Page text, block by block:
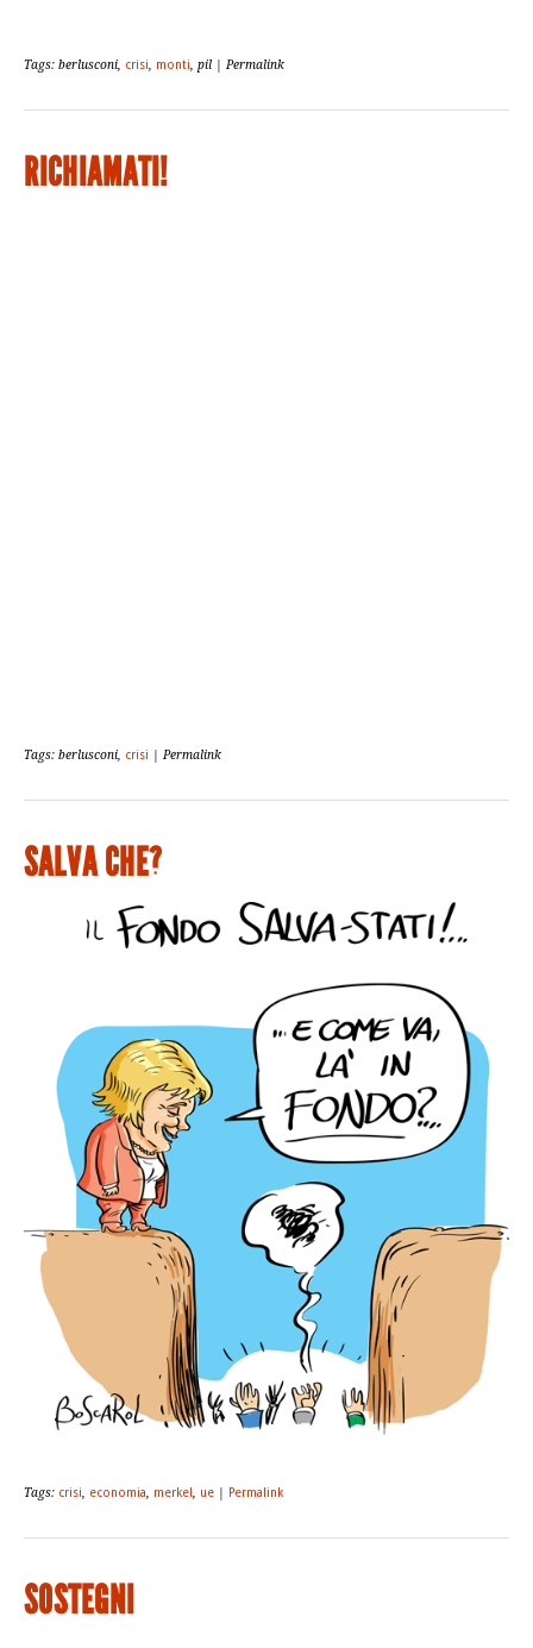
Tags: berlusconi, crisi monti , pil | Permalink
RICHIAMATI!
Tags: berlusconi, crisi | Permalink
SALVA CHE?
Tags: crisi economia merkel ue | Permalink
SOSTEGNI